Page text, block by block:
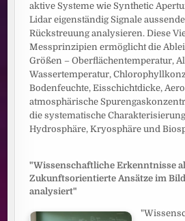
aktive Systeme wie Synthetic
Lidar eigenständig Signale
Rückstreuung analysieren. Diese
Messprinzipien ermöglicht die
Größen – Oberflächentemperatur,
Wassertemperatur,
Bodenfeuchte, Eisschichtdicke,
atmosphärische
die systematische
Hydrosphäre, Kryosphäre und
"Wissenschaftliche Erkenntnisse
Zukunftsorientierte Ansätze im
analysiert"